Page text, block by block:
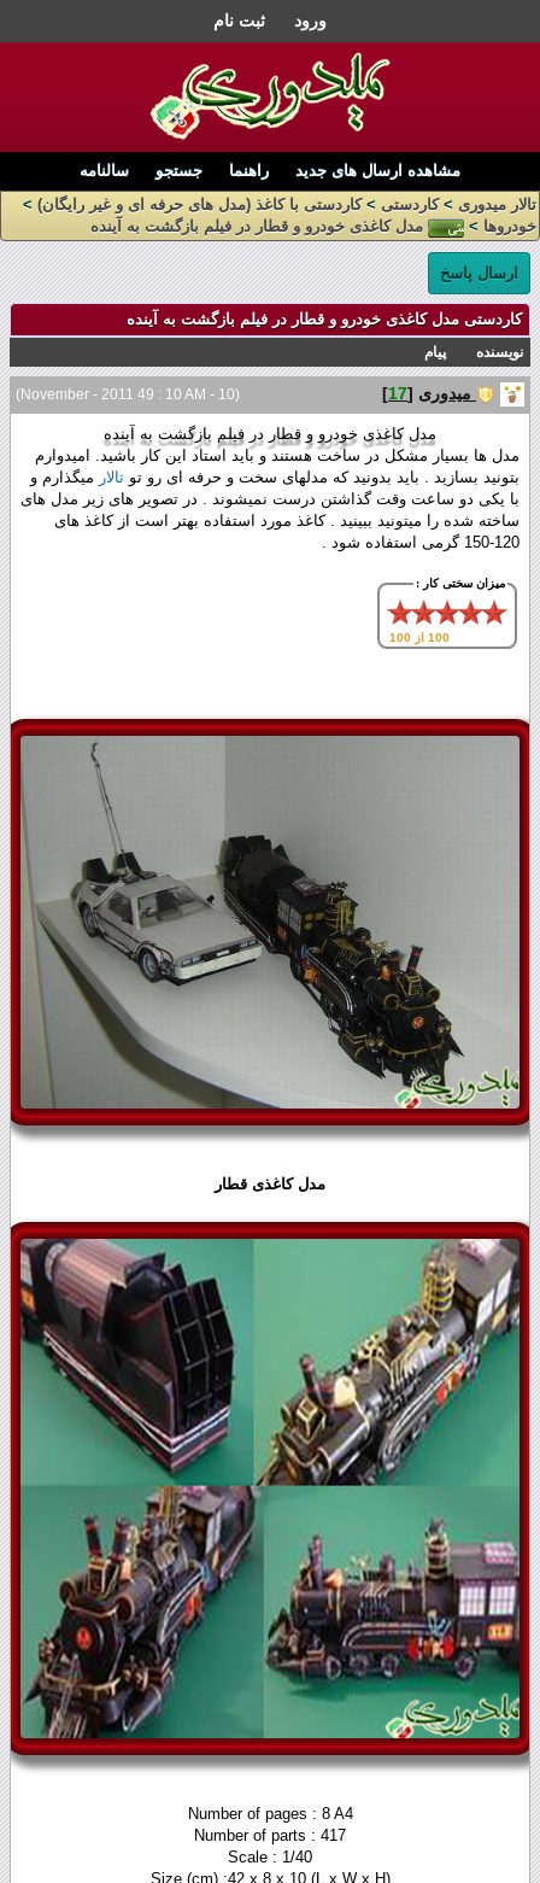
ورود ثبت نام
مشاهده ارسال های جدید راهنما جستجو
سالنامه
تالار میدوری >کاردستی >کاردستی با کاغذ (مدل های حرفه ای و غیر رایگان) >
خودروها > مدل کاغذی خودرو و قطار در فیلم بازگشت به آینده
ارسال پاسخ
کاردستی مدل کاغذی خودرو و قطار در فیلم بازگشت به آینده
نویسنده پیام
(10 - November - 2011 49 : 10 AM) میدوری [
17
]
مدل کاغذی خودرو و قطار در فیلم بازگشت به آینده
مدل ها بسیار مشکل در ساخت هستند و باید استاد این کار باشید. امیدوارم
بتونید بسازید . باید بدونید که مدلهای سخت و حرفه ای رو تو تالار میگذارم و
با یکی دو ساعت وقت گذاشتن درست نمیشوند . در تصویر های زیر مدل های
ساخته شده را میتونید ببینید . کاغذ مورد استفاده بهتر است از کاغذ های
120-150 گرمی استفاده شود .
میزان سختی کار :
100 از 100
مدل کاغذی قطار
Number of pages : 8 A4
Number of parts : 417
Scale : 1/40
Size (cm) :42 x 8 x 10 (L x W x H)